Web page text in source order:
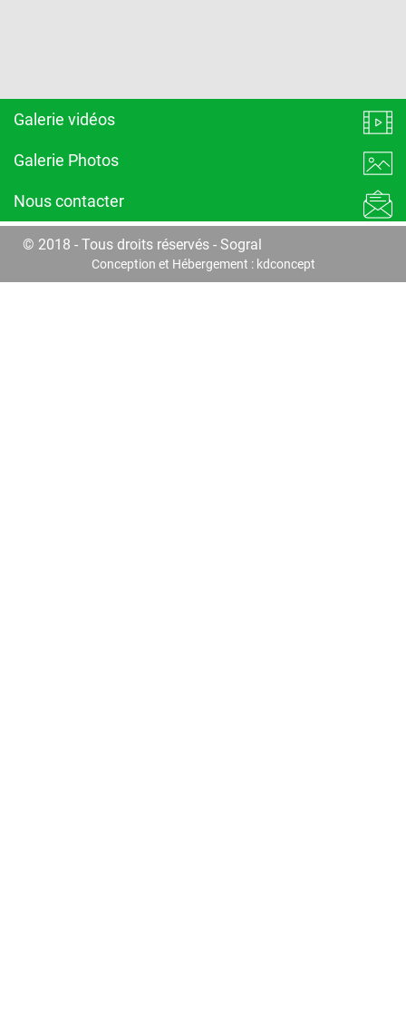
Galerie vidéos
Galerie Photos
Nous contacter
© 2018 - Tous droits réservés - Sogral
Conception et Hébergement : kdconcept